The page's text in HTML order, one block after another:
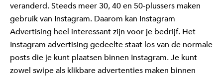
veranderd. Steeds meer 30, 40 en 50-plussers maken
gebruik van Instagram. Daarom kan Instagram
Advertising heel interessant zijn voor je bedrijf. Het
Instagram advertising gedeelte staat los van de normale
posts die je kunt plaatsen binnen Instagram. Je kunt
zowel swipe als klikbare advertenties maken binnen